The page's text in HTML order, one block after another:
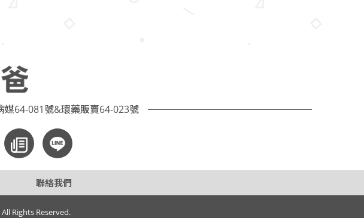
64-081號&環藥販賣64-023號
聯絡我們
Rights Reserved.